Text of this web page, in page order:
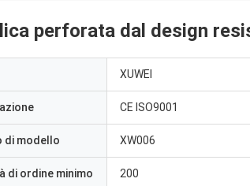
perforata dal design
XUWEI
CE ISO9001
di modello XW006
di ordine minimo 200